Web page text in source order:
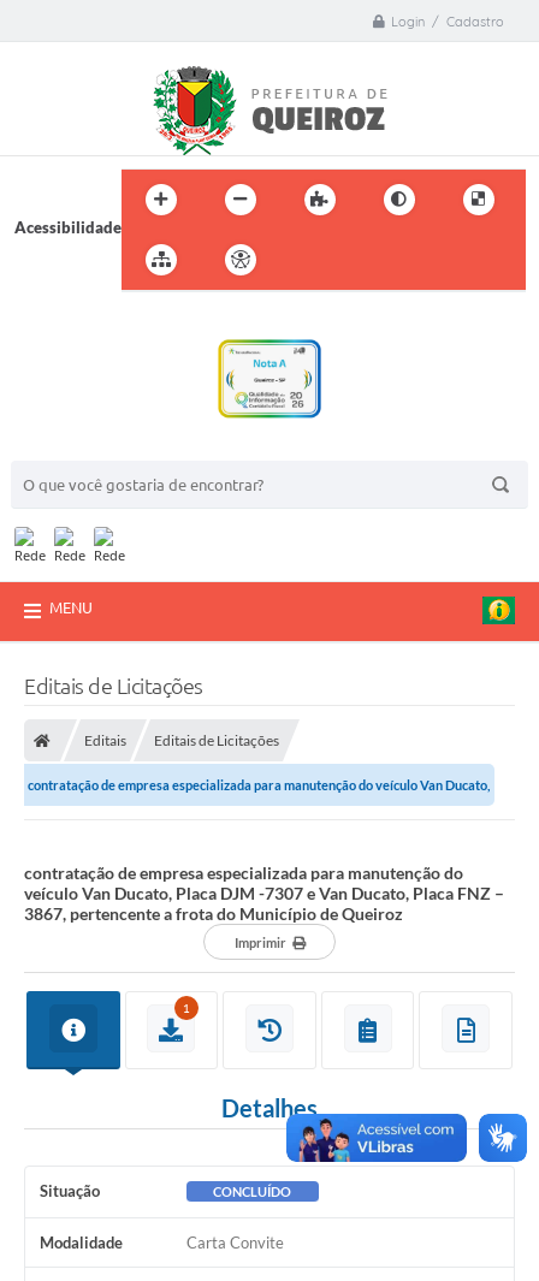
Login / Cadastro
Acessibilidade
MENU
Editais de Licitações
Editais Editais de Licitações
contratação de empresa especializada para manutenção do veículo Van Ducato,
contratação de empresa especializada para manutenção do
veículo Van Ducato, Placa DJM -7307 e Van Ducato, Placa FNZ –
3867, pertencente a frota do Município de Queiroz
Imprimir
1
Detalhes
Situação CONCLUÍDO
Modalidade Carta Convite